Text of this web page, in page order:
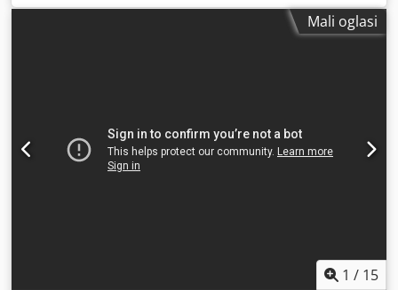
mm, vrsta goriva:dizel, vrsta jarbola:triplex, građevinska
, širina nosača
uređaj Tehničko stanje: Novo Vrsta prednjih guma:
Superelastic Prednje gume Stanje: Nove Vrsta stražnjih
guma: Superelastic Stražnje gume Stanje: Nove bočni
Mali oglasi
1 / 15